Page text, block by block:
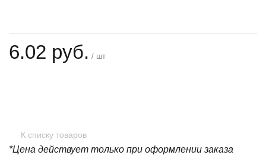
6.02 руб. / шт
К списку товаров
*Цена действует только при оформлении заказа